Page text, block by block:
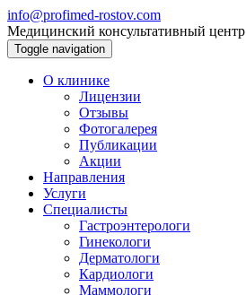
info@profimed-rostov.com
Медицинский консультативный центр
Toggle navigation
О клинике
Лицензии
Отзывы
Фотогалерея
Публикации
Акции
Направления
Услуги
Специалисты
Гастроэнтерологи
Гинекологи
Дерматологи
Кардиологи
Маммологи